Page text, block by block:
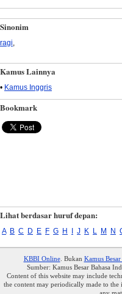
Sinonim
ragi
Kamus Lainnya
• Kamus Inggris
Bookmark
Lihat berdasar huruf depan:
A B C D E F G H J K L M N
KBBI Online. Bukan Kamus
Sumber: Kamus Besar Bahasa
Content of this website may include
the content may periodically made to